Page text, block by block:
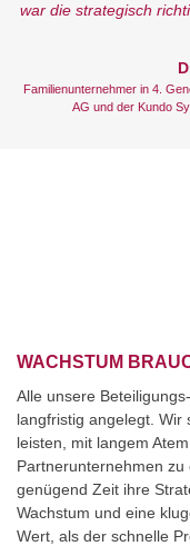
war die strategisch
Familienunternehmer in 4.
AG und der Kundo
WACHSTUM
Alle unsere
langfristig angelegt.
leisten, mit langem
Partnerunternehmen
genügend Zeit ihre
Wachstum und eine
Wert, als der schnelle